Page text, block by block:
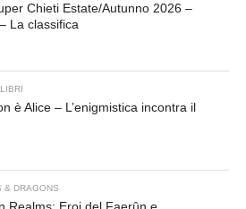
Chieti Estate/Autunno 2026 –
La classifica
è Alice – L’enigmistica incontra il
& DRAGONS